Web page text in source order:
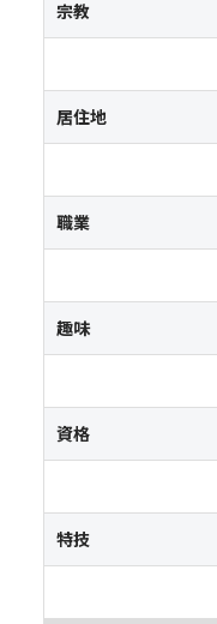
宗教
居住地
職業
趣味
資格
特技